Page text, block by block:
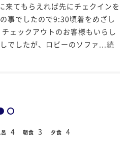
来てもらえれば先にチェクインを
事でしたので9:30頃着をめざし
ェックアウトのお客様もいらし
でしたが、ロビーのソファ... 続
4 朝食 3 夕食 4